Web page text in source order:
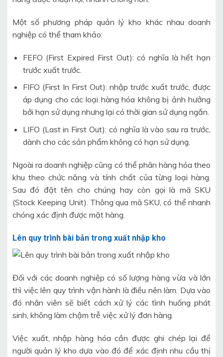
Một số phương pháp quản lý kho khác nhau doanh
nghiệp có thể tham khảo:
FEFO (First Expired First Out): có nghĩa là hết hạn
trước xuất trước.
FIFO (First In First Out): nhập trước xuất trước, được
áp dụng cho các loại hàng hóa không bị ảnh hưởng
bởi hạn sử dụng nhưng lại có thời gian sử dụng ngắn.
LIFO (Last in First Out): có nghĩa là vào sau ra trước,
dành cho các sản phẩm không có hạn sử dụng.
Ngoài ra doanh nghiệp cũng có thể phân hàng hóa theo
khu theo chức năng và tính chất của từng loại hàng.
Sau đó đặt tên cho chúng hay còn gọi là mã SKU
(Stock Keeping Unit). Thông qua mã SKU, có thể nhanh
chóng xác định được mặt hàng.
Lên quy trình bài bản trong xuất nhập kho
Đối với các doanh nghiệp có số lượng hàng vừa và lớn
thì việc lên quy trình vận hành là điều nên làm. Dựa vào
đó nhân viên sẽ biết cách xử lý các tình huống phát
sinh, không làm chậm trễ việc xử lý đơn hàng.
Việc xuất, nhập hàng hóa cần được ghi chép lại để
người quản lý kho dựa vào đó để xác định nhu cầu thị